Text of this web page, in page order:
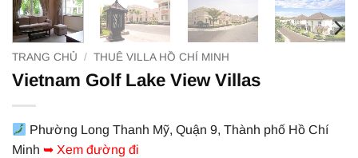
TRANG CHỦ / THUÊ VILLA HỒ CHÍ MINH
Vietnam Golf Lake View Villas
Phường Long Thanh Mỹ, Quận 9, Thành phố Hồ Chí
Minh ➥ Xem đường đi